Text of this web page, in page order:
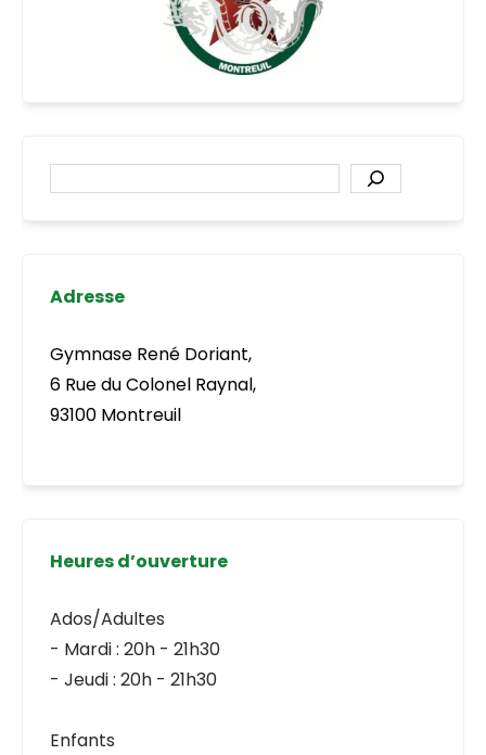
Rechercher
Adresse
Gymnase René Doriant,
6 Rue du Colonel Raynal,
93100 Montreuil
Heures d’ouverture
Ados/Adultes
- Mardi : 20h - 21h30
- Jeudi : 20h - 21h30
Enfants